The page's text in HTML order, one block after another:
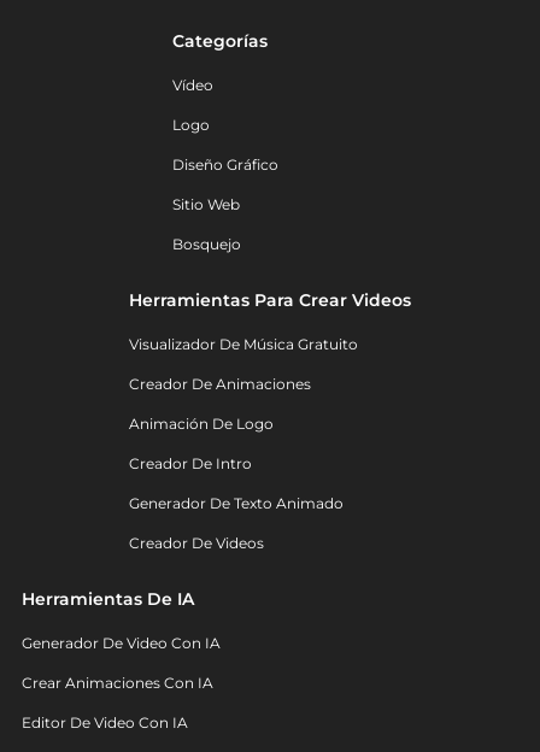
Categorías
Vídeo
Logo
Diseño Gráfico
Sitio Web
Bosquejo
Herramientas Para Crear Videos
Visualizador De Música Gratuito
Creador De Animaciones
Animación De Logo
Creador De Intro
Generador De Texto Animado
Creador De Videos
Herramientas De IA
Generador De Video Con IA
Crear Animaciones Con IA
Editor De Video Con IA